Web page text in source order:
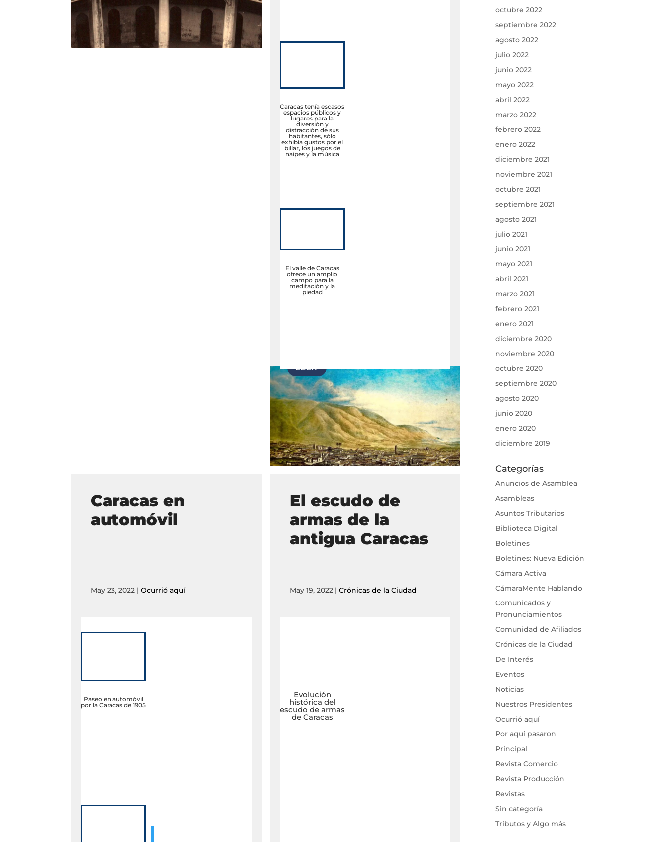
Caracas tenía escasos
espacios públicos y
lugares para la
diversión y
distracción de sus
habitantes, sólo
exhibía gustos por el
billar, los juegos de
naipes y la música
El valle de Caracas
ofrece un amplio
campo para la
meditación y la
piedad
Caracas en
automóvil
May 23, 2022 |Ocurrió aquí
Paseo en automóvil
por la Caracas de 1905
El escudo de
armas de la
antigua Caracas
May 19, 2022 | Crónicas de la Ciudad
Evolución
histórica del
escudo de armas
de Caracas
octubre 2022
septiembre 2022
agosto 2022
julio 2022
junio 2022
mayo 2022
abril 2022
marzo 2022
febrero 2022
enero 2022
diciembre 2021
noviembre 2021
octubre 2021
septiembre 2021
agosto 2021
julio 2021
junio 2021
mayo 2021
abril 2021
marzo 2021
febrero 2021
enero 2021
diciembre 2020
noviembre 2020
octubre 2020
septiembre 2020
agosto 2020
junio 2020
enero 2020
diciembre 2019
Categorías
Anuncios de Asamblea
Asambleas
Asuntos Tributarios
Biblioteca Digital
Boletines
Boletines: Nueva Edición
Cámara Activa
CámaraMente Hablando
Comunicados y
Pronunciamientos
Comunidad de Afiliados
Crónicas de la Ciudad
De Interés
Eventos
Noticias
Nuestros Presidentes
Ocurrió aquí
Por aquí pasaron
Principal
Revista Comercio
Revista Producción
Revistas
Sin categoría
Tributos y Algo más